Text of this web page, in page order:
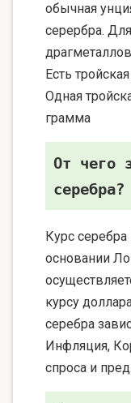
обычная
серербра.
Есть
Одная
грамма
От чего
серебра?
Курс
основании
курсу
серебра
Инфляция,
спроса и